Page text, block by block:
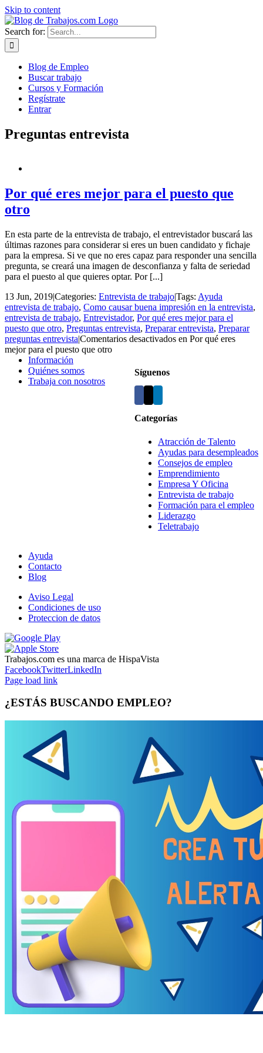
Skip to content
Search for:
Blog de Empleo
Buscar trabajo
Cursos y Formación
Regístrate
Entrar
Preguntas entrevista
Por qué eres mejor para el puesto que
otro
En esta parte de la entrevista de trabajo, el entrevistador buscará las
últimas razones para considerar si eres un buen candidato y fichaje
para la empresa. Si ve que no eres capaz para responder una sencilla
pregunta, se creará una imagen de desconfianza y falta de seriedad
para el puesto al que quieres optar. Por [...]
13 Jun, 2019|Categories: Entrevista de trabajo|Tags: Ayuda
entrevista de trabajo, Como causar buena impresión en la entrevista,
entrevista de trabajo, Entrevistador, Por qué eres mejor para el
puesto que otro, Preguntas entrevista, Preparar entrevista, Preparar
preguntas entrevista|Comentarios desactivados en Por qué eres
mejor para el puesto que otro
Síguenos
Categorías
Atracción de Talento
Ayudas para desempleados
Consejos de empleo
Emprendimiento
Empresa Y Oficina
Entrevista de trabajo
Formación para el empleo
Liderazgo
Teletrabajo
Información
Quiénes somos
Trabaja con nosotros
Ayuda
Contacto
Blog
Aviso Legal
Condiciones de uso
Proteccion de datos
Trabajos.com es una marca de HispaVista
FacebookTwitterLinkedIn
Page load link
¿ESTÁS BUSCANDO EMPLEO?